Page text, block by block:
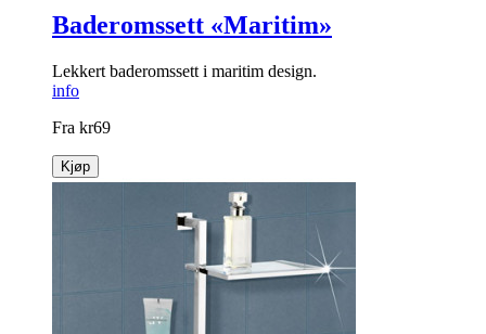
Baderomssett «Maritim»
Lekkert baderomssett i maritim design.
info
Fra kr69
Kjøp